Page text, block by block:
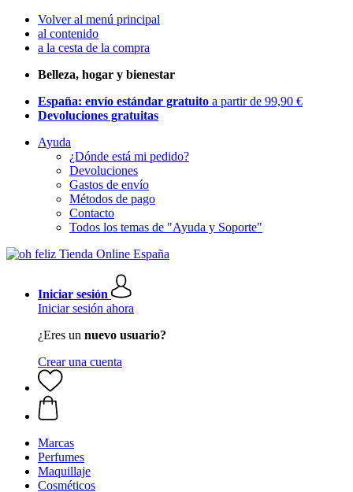
Volver al menú principal
al contenido
a la cesta de la compra
Belleza, hogar y bienestar
España: envío estándar gratuito a partir de 99,90 €
Devoluciones gratuitas
Ayuda
¿Dónde está mi pedido?
Devoluciones
Gastos de envío
Métodos de pago
Contacto
Todos los temas de "Ayuda y Soporte"
Iniciar sesión
Iniciar sesión ahora
¿Eres un nuevo usuario?
Crear una cuenta
Marcas
Perfumes
Maquillaje
Cosméticos